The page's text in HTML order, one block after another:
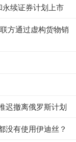
续证券计划上市
方通过虚构货物销
迟撤离俄罗斯计划
没有使用伊迪丝？